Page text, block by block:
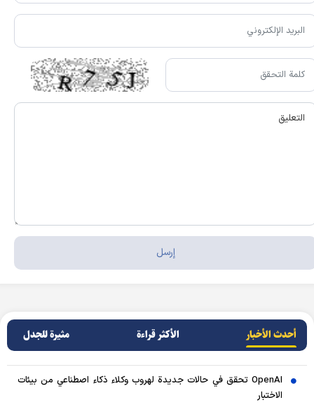
أحدث الأخبار الأکثر قراءة مثيرة للجدل
OpenAI تحقق في حالات جديدة لهروب وكلاء ذكاء اصطناعي من بيئات
الاختبار